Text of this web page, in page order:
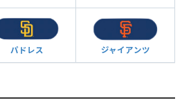
パドレス ジャイアンツ